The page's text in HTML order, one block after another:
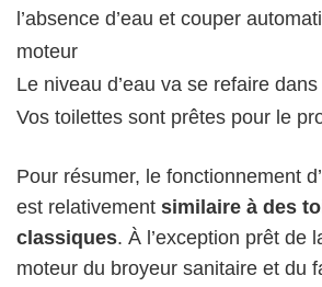
l’absence d’eau et couper
moteur
Le niveau d’eau va se refaire
Vos toilettes sont prêtes pour le
Pour résumer, le fonctionnement
est relativement similaire à des
classiques. À l’exception prêt de
moteur du broyeur sanitaire et du